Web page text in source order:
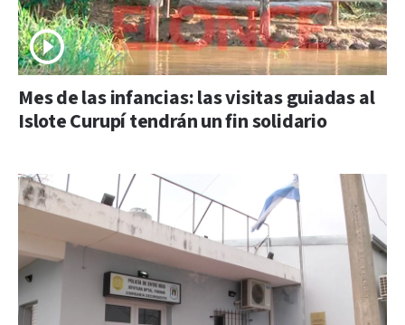
Mes de las infancias: las visitas guiadas al
Islote Curupí tendrán un fin solidario